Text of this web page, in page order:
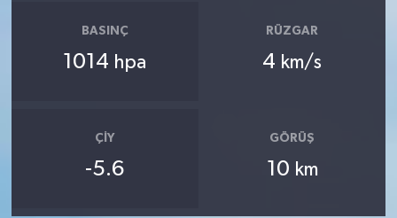
BASINÇ
1014 hpa
RÜZGAR
4 km/s
ÇIY
-5.6
GÖRÜŞ
10 km